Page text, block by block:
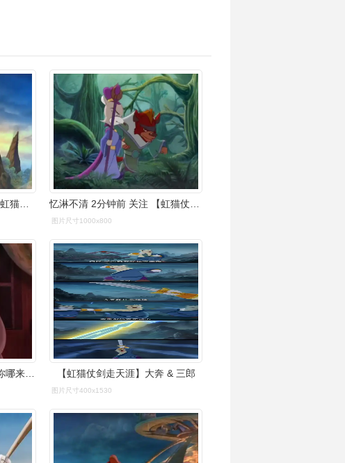
虹猫蓝兔三郎左眼瞎了竟把虹猫丢入深渊真是头恶狼
图片尺寸1000x800
虹猫蓝兔仗剑走天涯:三郎,你哪来的情有可原?七侠背锅走天涯啊 【虹猫仗剑走天涯】大奔 & 三郎
图片尺寸400x1530